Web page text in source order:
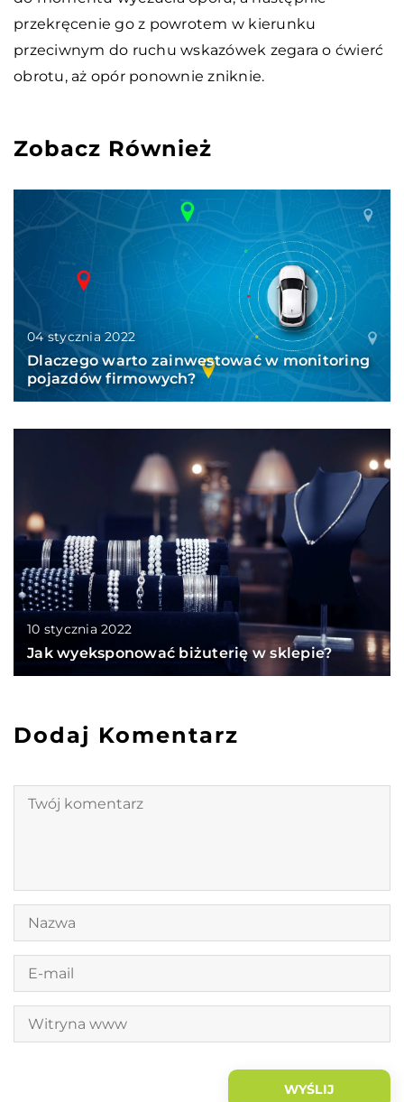
przekręcenie go z powrotem w kierunku
przeciwnym do ruchu wskazówek zegara o ćwierć
obrotu, aż opór ponownie zniknie.
Zobacz Również
04 stycznia 2022
Dlaczego warto zainwestować w monitoring
pojazdów firmowych?
10 stycznia 2022
Jak wyeksponować biżuterię w sklepie?
Dodaj Komentarz